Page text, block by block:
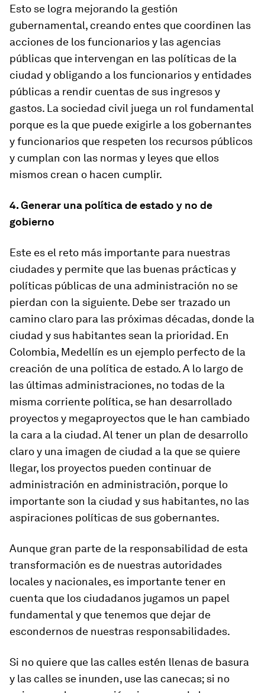
Esto se logra mejorando la gestión
gubernamental, creando entes que coordinen las
acciones de los funcionarios y las agencias
públicas que intervengan en las políticas de la
ciudad y obligando a los funcionarios y entidades
públicas a rendir cuentas de sus ingresos y
gastos. La sociedad civil juega un rol fundamental
porque es la que puede exigirle a los gobernantes
y funcionarios que respeten los recursos públicos
y cumplan con las normas y leyes que ellos
mismos crean o hacen cumplir.
4. Generar una política de estado y no de
gobierno
Este es el reto más importante para nuestras
ciudades y permite que las buenas prácticas y
políticas públicas de una administración no se
pierdan con la siguiente. Debe ser trazado un
camino claro para las próximas décadas, donde la
ciudad y sus habitantes sean la prioridad. En
Colombia, Medellín es un ejemplo perfecto de la
creación de una política de estado. A lo largo de
las últimas administraciones, no todas de la
misma corriente política, se han desarrollado
proyectos y megaproyectos que le han cambiado
la cara a la ciudad. Al tener un plan de desarrollo
claro y una imagen de ciudad a la que se quiere
llegar, los proyectos pueden continuar de
administración en administración, porque lo
importante son la ciudad y sus habitantes, no las
aspiraciones políticas de sus gobernantes.
Aunque gran parte de la responsabilidad de esta
transformación es de nuestras autoridades
locales y nacionales, es importante tener en
cuenta que los ciudadanos jugamos un papel
fundamental y que tenemos que dejar de
escondernos de nuestras responsabilidades.
Si no quiere que las calles estén llenas de basura
y las calles se inunden, use las canecas; si no